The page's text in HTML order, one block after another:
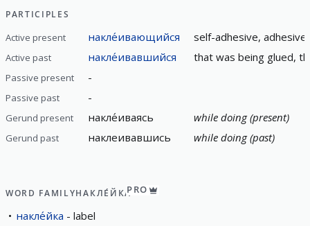
PARTICIPLES
Active present накле́ивающийся self-adhesive,
Active past накле́ивавшийся that was being glued,
Passive present -
Passive past -
Gerund present накле́иваясь while doing (present)
Gerund past наклеивавшись while doing (past)
WORD FAMILYНАКЛЕ́ЙКАPRO
накле́йка label